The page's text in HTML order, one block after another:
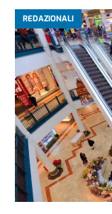
REDAZIONALI